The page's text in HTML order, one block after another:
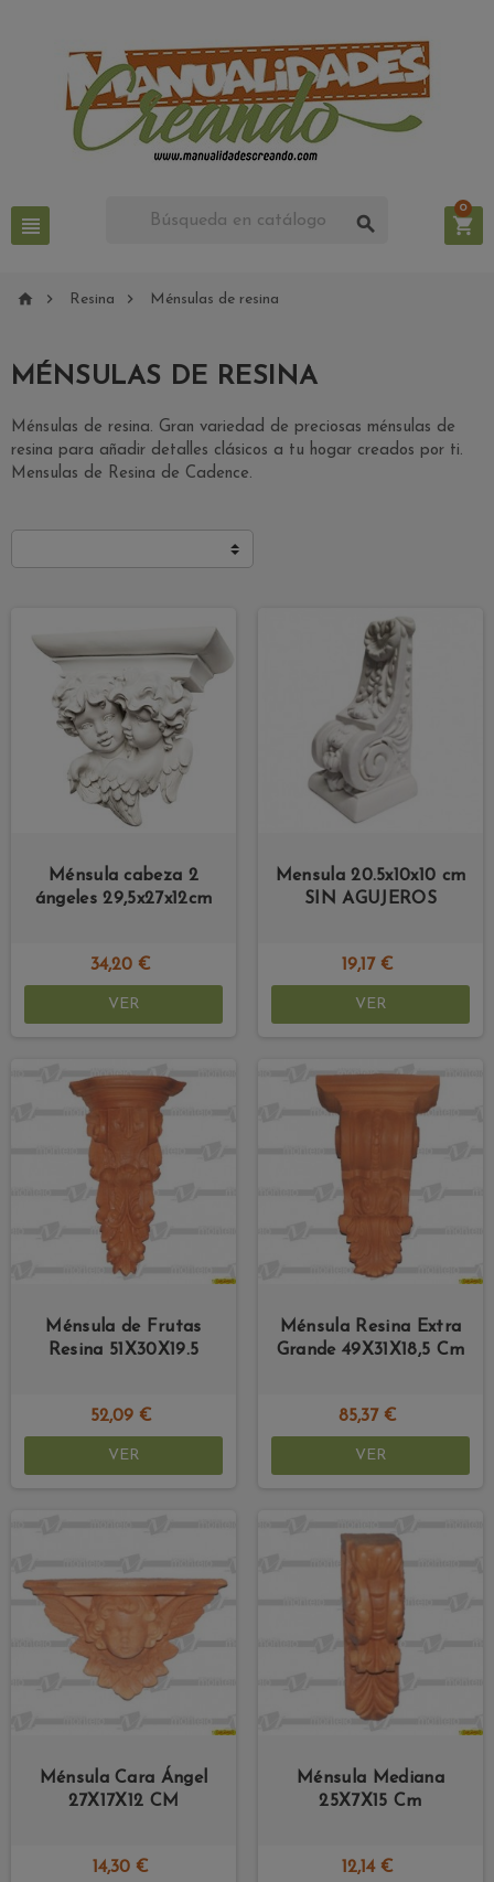
  
0
  Resina  Ménsulas de resina
MÉNSULAS DE RESINA
Ménsulas de resina. Gran variedad de preciosas ménsulas de
resina para añadir detalles clásicos a tu hogar creados por ti.
Mensulas de Resina de Cadence.
Ménsula cabeza 2
ángeles 29,5x27x12cm
34,20 €
VER
Mensula 20.5x10x10 cm
SIN AGUJEROS
19,17 €
VER
Ménsula de Frutas
Resina 51X30X19.5
52,09 €
VER
Ménsula Resina Extra
Grande 49X31X18,5 Cm
85,37 €
VER
Ménsula Cara Ángel
27X17X12 CM
14,30 €
Ménsula Mediana
25X7X15 Cm
12,14 €